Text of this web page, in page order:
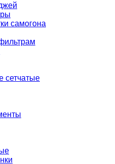
самогона
сетчатые